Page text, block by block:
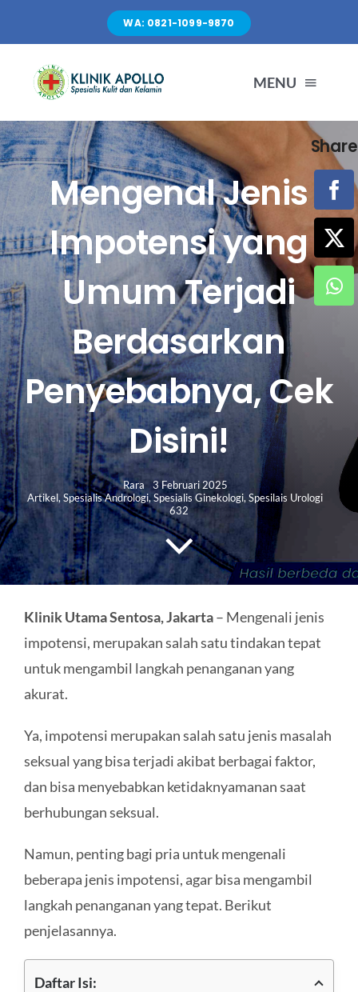
content
WA: 0821-1099-9870
MENU
TENTANG KAMI
LAYANAN
FASILITAS
ARTIKEL
HUBUNGI KAMI
Search
Mengenal Jenis
Impotensi yang
Umum Terjadi
Berdasarkan
Penyebabnya, Cek
Disini!
Rara
3 Februari 2025
Artikel,Spesialis Andrologi,Spesialis Ginekologi,Spesilais Urologi
632
Klinik Utama Sentosa, Jakarta– Mengenali jenis
impotensi, merupakan salah satu tindakan tepat
untuk mengambil langkah penanganan yang
akurat.
Ya, impotensi merupakan salah satu jenis masalah
seksual yang bisa terjadi akibat berbagai faktor,
dan bisa menyebabkan ketidaknyamanan saat
berhubungan seksual.
Namun, penting bagi pria untuk mengenali
beberapa jenis impotensi, agar bisa mengambil
langkah penanganan yang tepat. Berikut
penjelasannya.
Daftar Isi:
Share